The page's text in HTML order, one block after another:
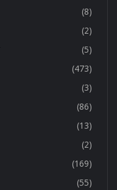
(8)
(2)
(5)
(473)
(3)
(86)
(13)
(2)
(169)
(55)